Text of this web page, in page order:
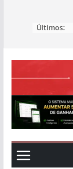
Últimos: